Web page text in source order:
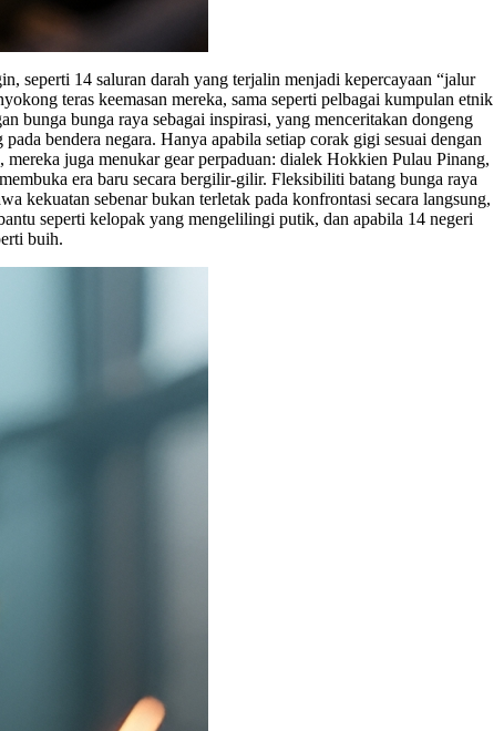
seperti 14 saluran darah yang terjalin menjadi kepercayaan “jalur
teras keemasan mereka, sama seperti pelbagai kumpulan etnik
bunga bunga raya sebagai inspirasi, yang menceritakan dongeng
bendera negara. Hanya apabila setiap corak gigi sesuai dengan
juga menukar gear perpaduan: dialek Hokkien Pulau Pinang,
era baru secara bergilir-gilir. Fleksibiliti batang bunga raya
kekuatan sebenar bukan terletak pada konfrontasi secara langsung,
seperti kelopak yang mengelilingi putik, dan apabila 14 negeri
buih.